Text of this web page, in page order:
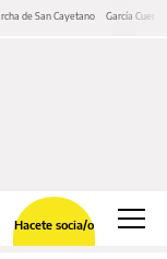
de San Cayetano García Cuerva
Hacete socia/o